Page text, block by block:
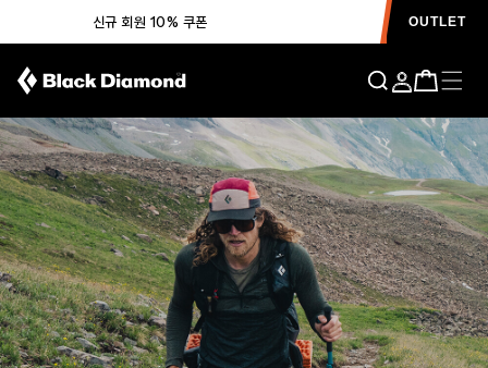
신규 회원 10% 쿠폰 OUTLET